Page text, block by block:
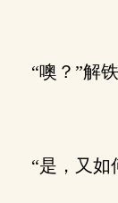
“噢？”解
“是，又如